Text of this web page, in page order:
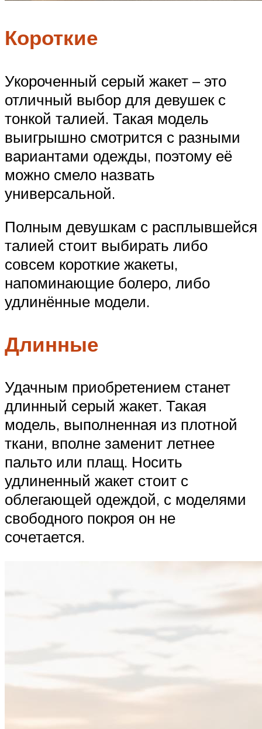
Короткие
Укороченный серый жакет – это
отличный выбор для девушек с
тонкой талией. Такая модель
выигрышно смотрится с разными
вариантами одежды, поэтому её
можно смело назвать
универсальной.
Полным девушкам с расплывшейся
талией стоит выбирать либо
совсем короткие жакеты,
напоминающие болеро, либо
удлинённые модели.
Длинные
Удачным приобретением станет
длинный серый жакет. Такая
модель, выполненная из плотной
ткани, вполне заменит летнее
пальто или плащ. Носить
удлиненный жакет стоит с
облегающей одеждой, с моделями
свободного покроя он не
сочетается.